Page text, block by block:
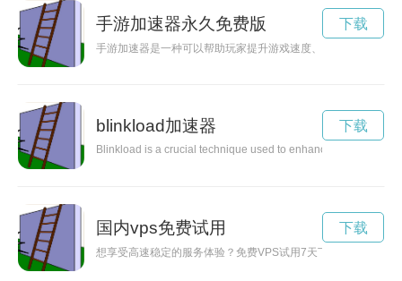
手游加速器永久免费版
手游加速器是一种可以帮助玩家提升游戏速度、减少卡顿的工
下载
blinkload加速器
Blinkload is a crucial technique used to enhance website
下载
国内vps免费试用
想享受高速稳定的服务体验？免费VPS试用7天下载给你最佳解
下载